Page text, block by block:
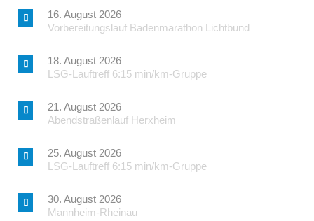
16. August 2026
Vorbereitungslauf Badenmarathon Lichtbund
18. August 2026
LSG-Lauftreff 6:15 min/km-Gruppe
21. August 2026
Abendstraßenlauf Herxheim
25. August 2026
LSG-Lauftreff 6:15 min/km-Gruppe
30. August 2026
Mannheim-Rheinau